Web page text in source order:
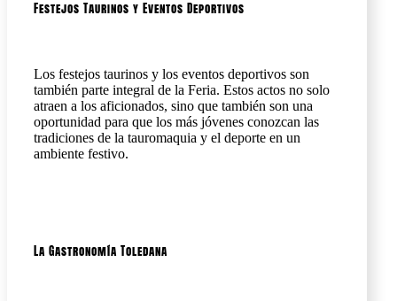
Festejos Taurinos y Eventos Deportivos
Los festejos taurinos y los eventos deportivos son
también parte integral de la Feria. Estos actos no solo
atraen a los aficionados, sino que también son una
oportunidad para que los más jóvenes conozcan las
tradiciones de la tauromaquia y el deporte en un
ambiente festivo.
La Gastronomía Toledana